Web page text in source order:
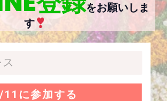
をお願いしま
す
11に参加する